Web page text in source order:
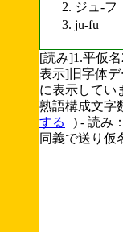
ジュ-フ
ju-fu
[読み]1.平仮
表示]旧字体
に表示してい
熟語構成文字
する
) - 読み
同義で送り仮